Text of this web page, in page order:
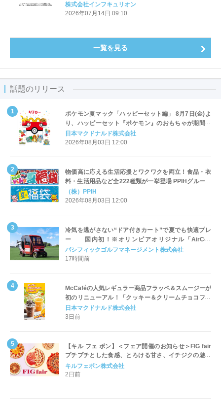
株式会社インフキュリオン
2026年07月14日 09:10
一覧を見る
話題のリリース
ポケモン夏マック「ハッピーセット編」 8月7日(金)よ
り、ハッピーセット『ポケモン』のおもちゃが期間限
定登場
日本マクドナルド株式会社
2026年08月03日 12:00
物価高に応える生活応援とワクワクを両立！食品・衣
料・生活用品など全222種類が一挙登場 PPIHグループ
「夏福袋」＆セール 8月6日(木)より順次スタート
（株）PPIH
2026年08月03日 12:00
冷気を逃がさない“ドア付きカート”で夏でも快適プレ
ー 国内初！※オリンピアオリジナル「AirCon
Cart（エアコンカート）」導入 | ＰＧＭ
パシフィックゴルフマネージメント株式会社
17時間前
McCaféの人気レギュラー商品フラッペ＆スムージーが
初のリニューアル！「クッキー＆クリームチョコフラ
ッペ」「マンゴースムージー」8月5日（水）から販売
開始
日本マクドナルド株式会社
3日前
【キル フェ ボン】＜フェア開催のお知らせ＞FIG fair
プチプチとした食感、とろける甘さ、イチジクの魅力
をたっぷりと。新作を含め、イチジク尽くしの全4種が
登場8月20日（木）スタート
キルフェボン株式会社
2日前